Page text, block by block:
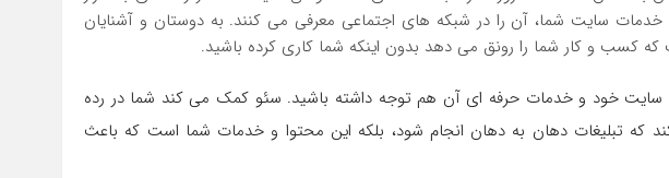
خدمات سایت شما، آن را در شبکه های اجتماعی معرفی می کنند. به دوستان و آشنایان
کسب و کار شما را رونق می دهد بدون اینکه شما کاری کرده باشید.
سایت خود و خدمات حرفه ای آن هم توجه داشته باشید. سئو کمک می کند شما در رده
که تبلیغات دهان به دهان انجام شود، بلکه این محتوا و خدمات شما است که باعث